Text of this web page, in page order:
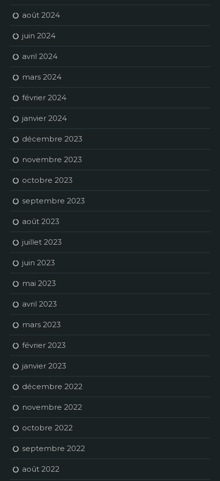
août 2024
juin 2024
avril 2024
mars 2024
février 2024
janvier 2024
décembre 2023
novembre 2023
octobre 2023
septembre 2023
août 2023
juillet 2023
juin 2023
mai 2023
avril 2023
mars 2023
février 2023
janvier 2023
décembre 2022
novembre 2022
octobre 2022
septembre 2022
août 2022